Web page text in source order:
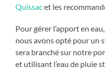
Quissacet les
Pour gérer l’apport en
nous avons opté pour un
sera branché sur notre
et utilisant l’eau de pluie